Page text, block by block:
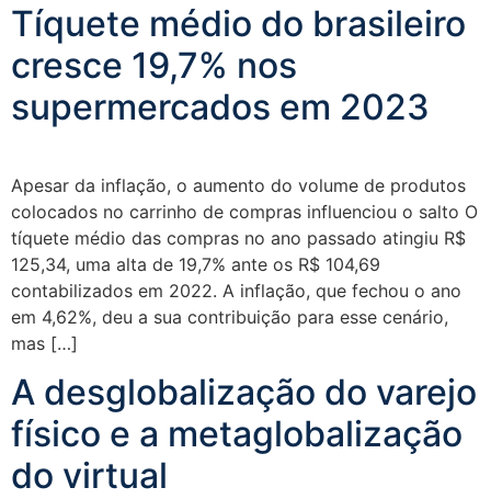
Tíquete médio do brasileiro
cresce 19,7% nos
supermercados em 2023
Apesar da inflação, o aumento do volume de produtos
colocados no carrinho de compras influenciou o salto O
tíquete médio das compras no ano passado atingiu R$
125,34, uma alta de 19,7% ante os R$ 104,69
contabilizados em 2022. A inflação, que fechou o ano
em 4,62%, deu a sua contribuição para esse cenário,
mas […]
A desglobalização do varejo
físico e a metaglobalização
do virtual